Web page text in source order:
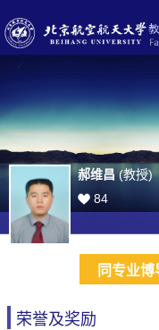
郝维昌(教授)
84
同专业博
荣誉及奖励